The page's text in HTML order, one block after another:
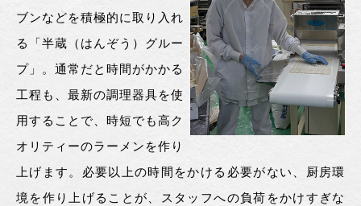
ブンなどを積極的に取り入れ
る「半蔵（はんぞう）グルー
プ」。通常だと時間がかかる
工程も、最新の調理器具を使
用することで、時短でも高ク
オリティーのラーメンを作り
上げます。必要以上の時間をかける必要がない、厨房環
境を作り上げることが、スタッフへの負荷をかけすぎな